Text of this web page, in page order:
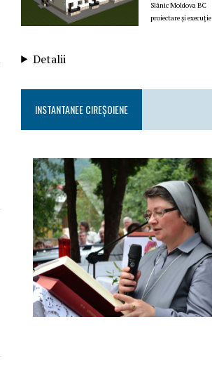
Slănic Moldova BC
proiectare și execuție
Detalii
INSTANTANEE CIREȘOIENE